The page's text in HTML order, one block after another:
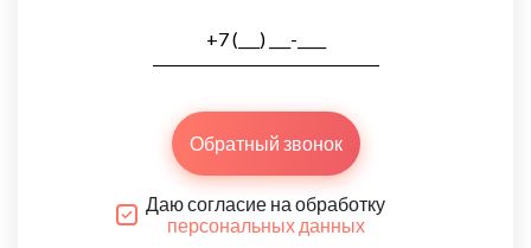
Обратный звонок
Даю согласие на обработку
персональных данных